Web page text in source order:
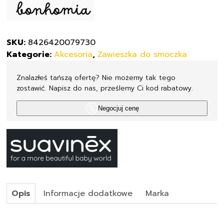
SKU: 8426420079730
Kategorie:Akcesoria, Zawieszka do smoczka
Znalazłeś tańszą ofertę? Nie możemy tak tego
zostawić. Napisz do nas, prześlemy Ci kod rabatowy.
Negocjuj cenę
Opis Informacje dodatkowe Marka